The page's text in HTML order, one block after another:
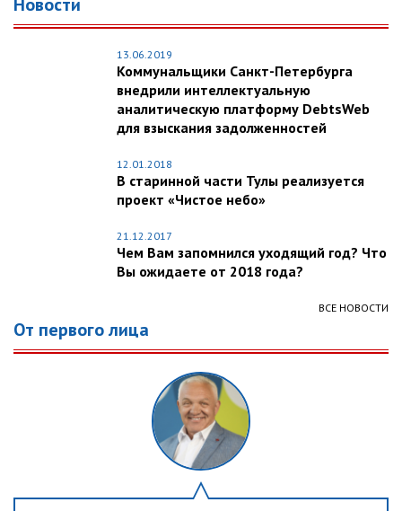
Новости
13.06.2019
Коммунальщики Санкт-Петербурга
внедрили интеллектуальную
аналитическую платформу DebtsWeb
для взыскания задолженностей
12.01.2018
В старинной части Тулы реализуется
проект «Чистое небо»
21.12.2017
Чем Вам запомнился уходящий год? Что
Вы ожидаете от 2018 года?
ВСЕ НОВОСТИ
От первого лица